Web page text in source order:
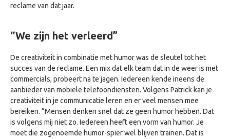
reclame van dat jaar.
“We zijn het verleerd”
De creativiteit in combinatie met humor was de sleutel tot het
succes van de reclame. Een mix dat elk team dat in de weer is met
commercials, probeert na te jagen. Iedereen kende ineens de
aanbieder van mobiele telefoondiensten. Volgens Patrick kan je
creativiteit in je communicatie leren en er veel mensen mee
bereiken. “Mensen denken snel dat ze geen humor hebben. Dat
is volgens mij niet zo. Iedereen heeft een vorm van humor. Je
moet die zogenoemde humor-spier wel blijven trainen. Dat is